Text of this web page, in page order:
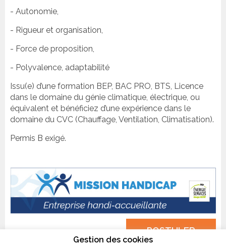
- Autonomie,
- Rigueur et organisation,
- Force de proposition,
- Polyvalence, adaptabilité
Issu(e) d’une formation BEP, BAC PRO, BTS, Licence
dans le domaine du génie climatique, électrique, ou
équivalent et bénéficiez d’une expérience dans le
domaine du CVC (Chauffage, Ventilation, Climatisation).
Permis B exigé.
POSTULER
Gestion des cookies